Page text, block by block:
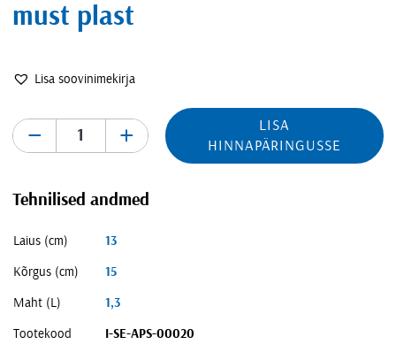
must plast
Lisa soovinimekirja
- +
LISA
HINNAPÄRINGUSSE
Tehnilised andmed
Laius (cm) 13
Kõrgus (cm) 15
Maht (L) 1,3
Tootekood I-SE-APS-00020